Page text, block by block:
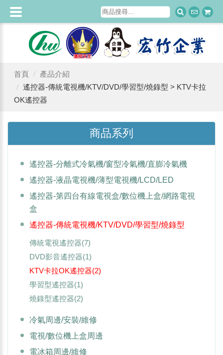
首頁
產品介紹
遙控器-傳統電視機/KTV/DVD/學習型/燒錄型 > KTV卡拉
OK遙控器
商品系列
遙控器-分離式冷氣機/窗型冷氣機/直膨冷氣機
遙控器-液晶電視機/薄型電視機/LCD/LED
遙控器-第四台有線電視盒/數位機上盒/網路電視
盒
遙控器-傳統電視機/KTV/DVD/學習型/燒錄型
傳統電視遙控器(7)
DVD影音遙控器(1)
KTV卡拉OK遙控器(2)
學習型遙控器(1)
燒錄型遙控器(2)
冷氣周邊/安裝/維修
電視/數位機上盒周邊
電冰箱周邊/維修